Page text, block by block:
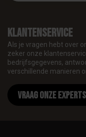
Klantenservice
Als je vragen hebt over
zeker onze
bedrijfsgegevens,
verschillende manieren
Vraag onze experts